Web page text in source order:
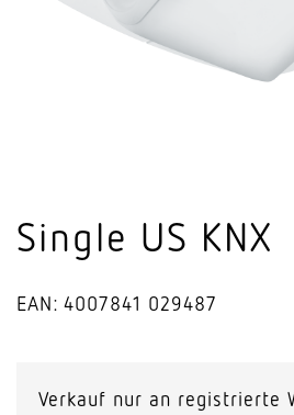
Single US KNX
EAN: 4007841 029487
Verkauf nur an registrierte